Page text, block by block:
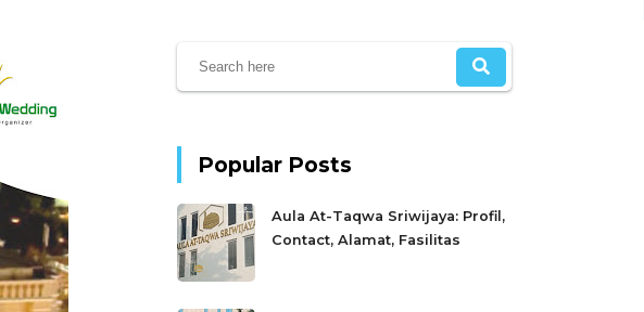
Popular Posts
Aula At-Taqwa Sriwijaya: Profil,
Contact, Alamat, Fasilitas